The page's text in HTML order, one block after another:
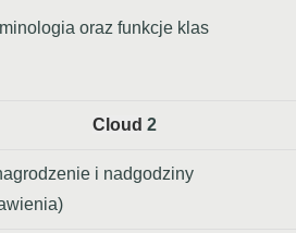
oraz funkcje klas
Cloud 2
i nadgodziny